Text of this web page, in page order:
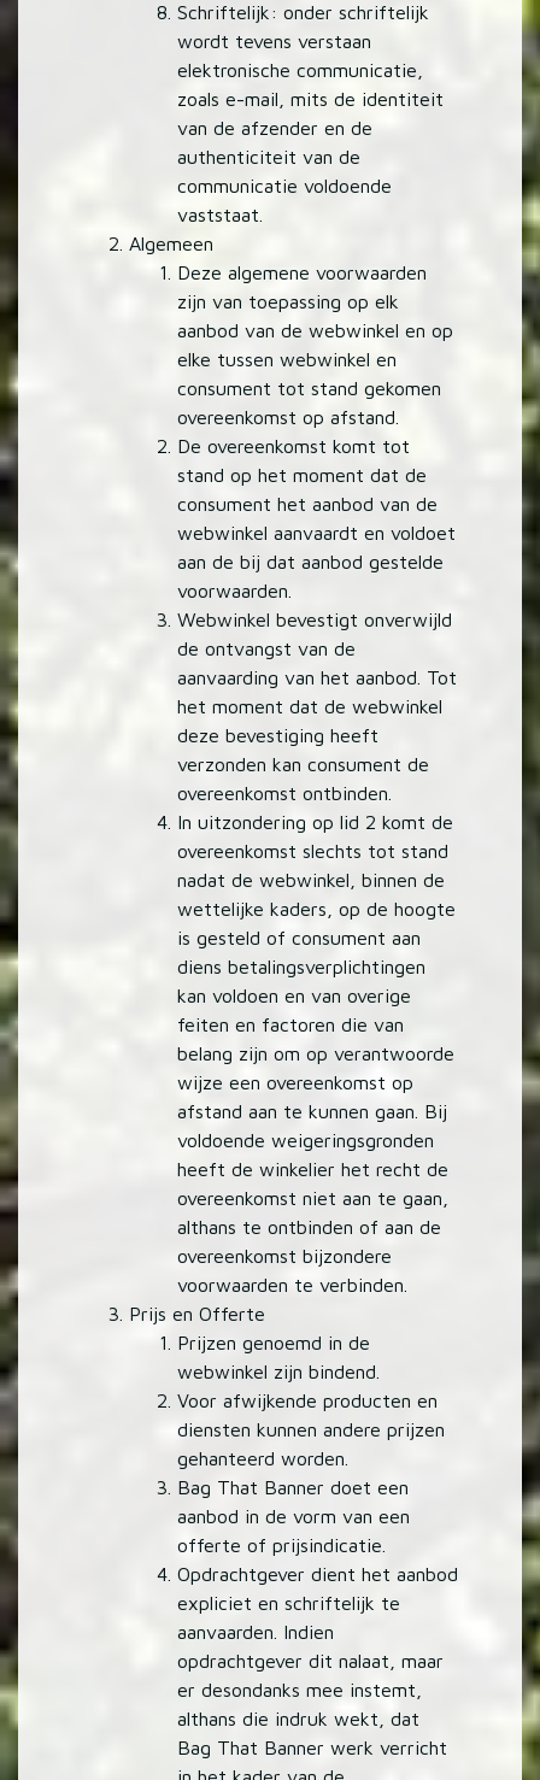
Schriftelijk: onder schriftelijk
wordt tevens verstaan
elektronische communicatie,
zoals e-mail, mits de identiteit
van de afzender en de
authenticiteit van de
communicatie voldoende
vaststaat.
Algemeen
Deze algemene voorwaarden
zijn van toepassing op elk
aanbod van de webwinkel en op
elke tussen webwinkel en
consument tot stand gekomen
overeenkomst op afstand.
De overeenkomst komt tot
stand op het moment dat de
consument het aanbod van de
webwinkel aanvaardt en voldoet
aan de bij dat aanbod gestelde
voorwaarden.
Webwinkel bevestigt onverwijld
de ontvangst van de
aanvaarding van het aanbod. Tot
het moment dat de webwinkel
deze bevestiging heeft
verzonden kan consument de
overeenkomst ontbinden.
In uitzondering op lid 2 komt de
overeenkomst slechts tot stand
nadat de webwinkel, binnen de
wettelijke kaders, op de hoogte
is gesteld of consument aan
diens betalingsverplichtingen
kan voldoen en van overige
feiten en factoren die van
belang zijn om op verantwoorde
wijze een overeenkomst op
afstand aan te kunnen gaan. Bij
voldoende weigeringsgronden
heeft de winkelier het recht de
overeenkomst niet aan te gaan,
althans te ontbinden of aan de
overeenkomst bijzondere
voorwaarden te verbinden.
Prijs en Offerte
Prijzen genoemd in de
webwinkel zijn bindend.
Voor afwijkende producten en
diensten kunnen andere prijzen
gehanteerd worden.
Bag That Banner doet een
aanbod in de vorm van een
offerte of prijsindicatie.
Opdrachtgever dient het aanbod
expliciet en schriftelijk te
aanvaarden. Indien
opdrachtgever dit nalaat, maar
er desondanks mee instemt,
althans die indruk wekt, dat
Bag That Banner werk verricht